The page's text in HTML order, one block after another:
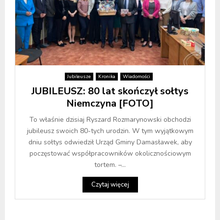
Jubileusze Kronika Wiadomości
JUBILEUSZ: 80 lat skończył sołtys
Niemczyna [FOTO]
To właśnie dzisiaj Ryszard Rozmarynowski obchodzi
jubileusz swoich 80-tych urodzin. W tym wyjątkowym
dniu sołtys odwiedził Urząd Gminy Damasławek, aby
poczęstować współpracowników okolicznościowym
tortem. –...
Czytaj więcej